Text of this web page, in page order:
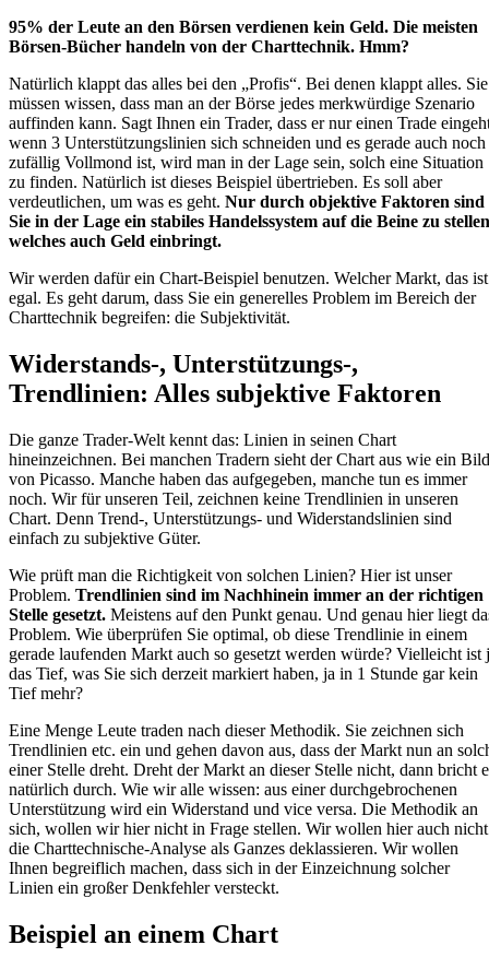
95% der Leute an den Börsen verdienen kein Geld. Die meisten
Börsen-Bücher handeln von der Charttechnik. Hmm?
Natürlich klappt das alles bei den „Profis“. Bei denen klappt alles. Sie
müssen wissen, dass man an der Börse jedes merkwürdige Szenario
auffinden kann. Sagt Ihnen ein Trader, dass er nur einen Trade
wenn 3 Unterstützungslinien sich schneiden und es gerade auch noch
zufällig Vollmond ist, wird man in der Lage sein, solch eine Situation
zu finden. Natürlich ist dieses Beispiel übertrieben. Es soll aber
verdeutlichen, um was es geht. Nur durch objektive Faktoren sind
Sie in der Lage ein stabiles Handelssystem auf die Beine zu
welches auch Geld einbringt.
Wir werden dafür ein Chart-Beispiel benutzen. Welcher Markt, das ist
egal. Es geht darum, dass Sie ein generelles Problem im Bereich der
Charttechnik begreifen: die Subjektivität.
Widerstands-, Unterstützungs-,
Trendlinien: Alles subjektive Faktoren
Die ganze Trader-Welt kennt das: Linien in seinen Chart
hineinzeichnen. Bei manchen Tradern sieht der Chart aus wie ein Bild
von Picasso. Manche haben das aufgegeben, manche tun es immer
noch. Wir für unseren Teil, zeichnen keine Trendlinien in unseren
Chart. Denn Trend-, Unterstützungs- und Widerstandslinien sind
einfach zu subjektive Güter.
Wie prüft man die Richtigkeit von solchen Linien? Hier ist unser
Problem. Trendlinien sind im Nachhinein immer an der richtigen
Stelle gesetzt. Meistens auf den Punkt genau. Und genau hier liegt
Problem. Wie überprüfen Sie optimal, ob diese Trendlinie in einem
gerade laufenden Markt auch so gesetzt werden würde? Vielleicht ist
das Tief, was Sie sich derzeit markiert haben, ja in 1 Stunde gar kein
Tief mehr?
Eine Menge Leute traden nach dieser Methodik. Sie zeichnen sich
Trendlinien etc. ein und gehen davon aus, dass der Markt nun an
einer Stelle dreht. Dreht der Markt an dieser Stelle nicht, dann bricht
natürlich durch. Wie wir alle wissen: aus einer durchgebrochenen
Unterstützung wird ein Widerstand und vice versa. Die Methodik an
sich, wollen wir hier nicht in Frage stellen. Wir wollen hier auch nicht
die Charttechnische-Analyse als Ganzes deklassieren. Wir wollen
Ihnen begreiflich machen, dass sich in der Einzeichnung solcher
Linien ein großer Denkfehler versteckt.
Beispiel an einem Chart